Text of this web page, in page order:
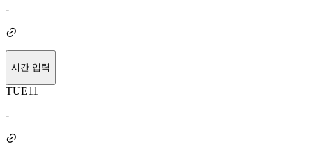
-
시간 입력
TUE11
-